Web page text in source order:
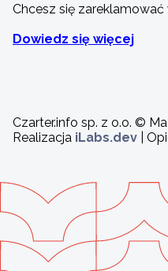
Chcesz się
Dowiedz się więcej
Czarter.info sp. z o.o. ©
Realizacja iLabs.dev |